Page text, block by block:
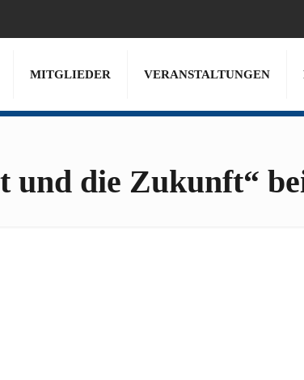
MITGLIEDER VERANSTALTUNGEN
und die Zukunft“